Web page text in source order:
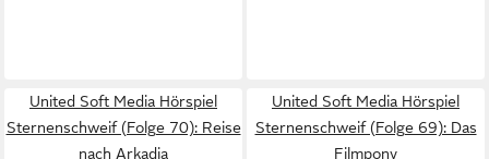
United Soft Media Hörspiel
Sternenschweif (Folge 70): Reise
nach Arkadia
United Soft Media Hörspiel
Sternenschweif (Folge 69): Das
Filmpony